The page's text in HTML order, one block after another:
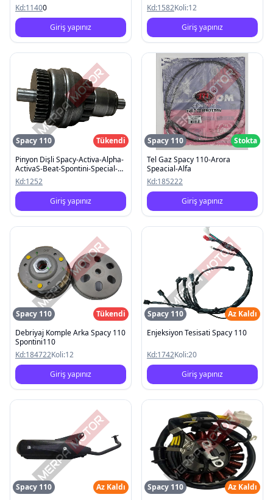
Kd:11400
Giriş yapınız
Kd:1582Koli:12
Giriş yapınız
Spacy 110
Tükendi
Pinyon Dişli Spacy-Activa-Alpha-
ActivaS-Beat-Spontini-Special-
Pleasure
Kd:1252
Giriş yapınız
Spacy 110
Stokta
Tel Gaz Spacy 110-Arora
Speacial-Alfa
Kd:185222
Giriş yapınız
Spacy 110
Tükendi
Debriyaj Komple Arka Spacy 110
Spontini110
Kd:184722Koli:12
Giriş yapınız
Spacy 110
Az Kaldı
Enjeksiyon Tesisati Spacy 110
Kd:1742Koli:20
Giriş yapınız
Spacy 110
Az Kaldı
Spacy 110
Az Kaldı